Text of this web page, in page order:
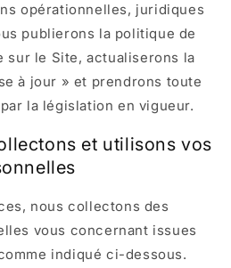
opérationnelles, juridiques
publierons la politique de
le Site, actualiserons la
à jour » et prendrons toute
la législation en vigueur.
et utilisons vos
nous collectons des
vous concernant issues
indiqué ci-dessous.